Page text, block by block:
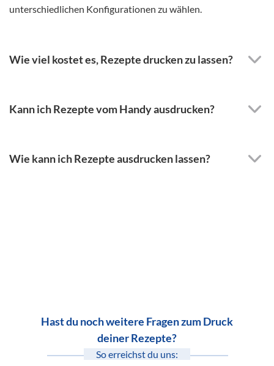
unterschiedlichen Konfigurationen zu wählen.
Wie viel kostet es, Rezepte drucken zu lassen?
Kann ich Rezepte vom Handy ausdrucken?
Wie kann ich Rezepte ausdrucken lassen?
Hast du noch weitere Fragen zum Druck
deiner Rezepte?
So erreichst du uns: